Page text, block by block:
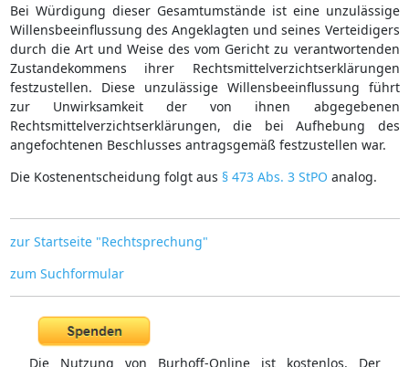
Bei Würdigung dieser Gesamtumstände ist eine unzulässige
Willensbeeinflussung des Angeklagten und seines Verteidigers
durch die Art und Weise des vom Gericht zu verantwortenden
Zustandekommens ihrer Rechtsmittelverzichtserklärungen
festzustellen. Diese unzulässige Willensbeeinflussung führt
zur Unwirksamkeit der von ihnen abgegebenen
Rechtsmittelverzichtserklärungen, die bei Aufhebung des
angefochtenen Beschlusses antragsgemäß festzustellen war.
Die Kostenentscheidung folgt aus § 473 Abs. 3 StPO analog.
zur Startseite "Rechtsprechung"
zum Suchformular
Die Nutzung von Burhoff-Online ist kostenlos. Der